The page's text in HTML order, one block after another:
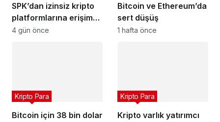
SPK’dan izinsiz kripto
platformlarına erişim
engeli
4 gün önce
Bitcoin ve Ethereum’da
sert düşüş
1 hafta önce
Bitcoin için 38 bin dolar
Kripto Para
Kripto varlık yatırımcı
Kripto Para